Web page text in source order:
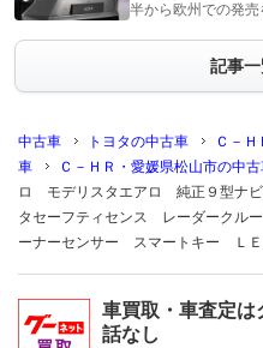
半から欧州での発売
記事
中古車 トヨタの中古車 Ｃ－Ｈ
車
Ｃ－ＨＲ・愛媛県松山市の中
ロ モデリスタエアロ 純正９型ナ
タセーフティセンス レーダーク
ーナーセンサー スマートキー Ｌ
車買取・車査定
話なし